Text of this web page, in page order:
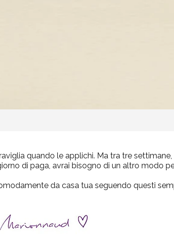
quando le applichi. Ma tra tre
di paga, avrai bisogno di un altro modo
da casa tua seguendo questi